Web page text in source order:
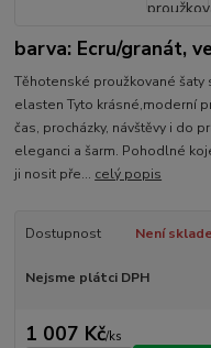
barva: Ecru/granát,
Těhotenské proužkované šaty
elasten Tyto krásné,moderní
čas, procházky, návštěvy i do
eleganci a šarm. Pohodlné
ji nosit pře... celý popis
Dostupnost Není
Nejsme plátci DPH
1 007 Kč/ks